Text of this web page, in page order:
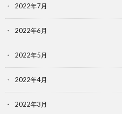
2022年7月
2022年6月
2022年5月
2022年4月
2022年3月